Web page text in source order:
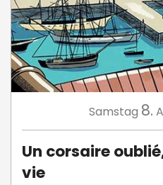
Samstag 8.
Un corsaire
vie